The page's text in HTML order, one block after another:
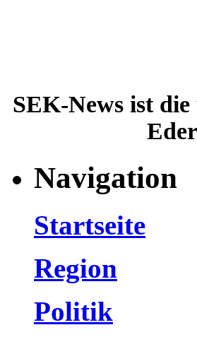
SEK-News ist
Navigation
Startseite
Region
Politik